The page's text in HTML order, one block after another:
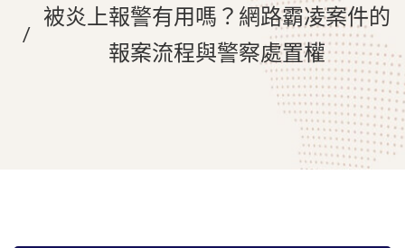
被炎上報警有用嗎？網路霸凌案件的
報案流程與警察處置權